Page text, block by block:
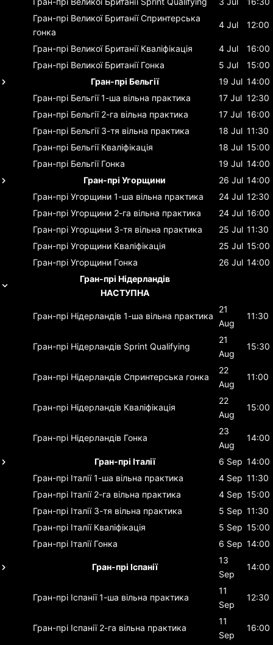
Гран-прі Великої Британії Спринтерська
гонка
4 Jul 12:00
Гран-прі Великої Британії Кваліфікація 4 Jul
16:00
Гран-прі Великої Британії Гонка 5 Jul
15:00
Гран-прі Бельгії
19 Jul 14:00
Гран-прі Бельгії 1-ша вільна практика 17 Jul 12:30
Гран-прі Бельгії 2-га вільна практика 17 Jul 16:00
Гран-прі Бельгії 3-тя вільна практика 18 Jul 11:30
Гран-прі Бельгії Кваліфікація 18 Jul 15:00
Гран-прі Бельгії Гонка 19 Jul 14:00
Гран-прі Угорщини
26 Jul 14:00
Гран-прі Угорщини 1-ша вільна практика 24 Jul 12:30
Гран-прі Угорщини 2-га вільна практика 24 Jul 16:00
Гран-прі Угорщини 3-тя вільна практика 25 Jul 11:30
Гран-прі Угорщини Кваліфікація 25 Jul 15:00
Гран-прі Угорщини Гонка 26 Jul 14:00
Гран-прі Нідерландів
НАСТУПНА
Гран-прі Нідерландів 1-ша вільна практика
21
Aug
11:30
Гран-прі Нідерландів Sprint Qualifying
21
Aug
15:30
Гран-прі Нідерландів Спринтерська гонка
22
Aug
11:00
Гран-прі Нідерландів Кваліфікація
22
Aug
15:00
Гран-прі Нідерландів Гонка
23
Aug
14:00
Гран-прі Італії 6 Sep 14:00
Гран-прі Італії 1-ша вільна практика 4 Sep 11:30
Гран-прі Італії 2-га вільна практика 4 Sep 15:00
Гран-прі Італії 3-тя вільна практика 5 Sep 11:30
Гран-прі Італії Кваліфікація 5 Sep 15:00
Гран-прі Італії Гонка 6 Sep 14:00
Гран-прі Іспанії
13
Sep
14:00
Гран-прі Іспанії 1-ша вільна практика
11
Sep
12:30
Гран-прі Іспанії 2-га вільна практика
11
Sep
16:00